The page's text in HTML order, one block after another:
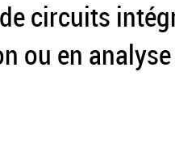
circuits
ou en